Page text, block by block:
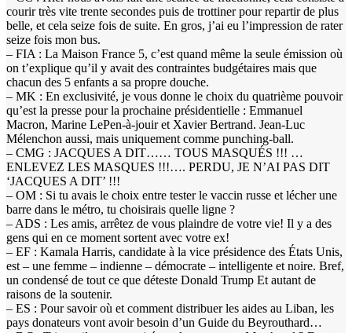
courir très vite trente secondes puis de trottiner pour repartir de plus
belle, et cela seize fois de suite. En gros, j’ai eu l’impression de rater
seize fois mon bus.
– FIA : La Maison France 5, c’est quand même la seule émission où
on t’explique qu’il y avait des contraintes budgétaires mais que
chacun des 5 enfants a sa propre douche.
– MK : En exclusivité, je vous donne le choix du quatrième pouvoir
qu’est la presse pour la prochaine présidentielle : Emmanuel
Macron, Marine LePen-à-jouir et Xavier Bertrand. Jean-Luc
Mélenchon aussi, mais uniquement comme punching-ball.
– CMG : JACQUES A DIT…… TOUS MASQUÉS !!! …
ENLEVEZ LES MASQUES !!!…. PERDU, JE N’AI PAS DIT
‘JACQUES A DIT’ !!!
– OM : Si tu avais le choix entre tester le vaccin russe et lécher une
barre dans le métro, tu choisirais quelle ligne ?
– ADS : Les amis, arrêtez de vous plaindre de votre vie! Il y a des
gens qui en ce moment sortent avec votre ex!
– EF : Kamala Harris, candidate à la vice présidence des États Unis,
est – une femme – indienne – démocrate – intelligente et noire. Bref,
un condensé de tout ce que déteste Donald Trump Et autant de
raisons de la soutenir.
– ES : Pour savoir où et comment distribuer les aides au Liban, les
pays donateurs vont avoir besoin d’un Guide du Beyrouthard…